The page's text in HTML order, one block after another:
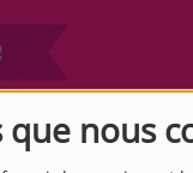
nous